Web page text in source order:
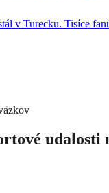
v Turecku. Tisíce
udalosti